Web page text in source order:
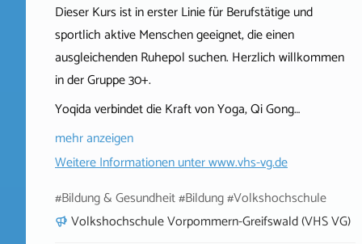
Dieser Kurs ist in erster Linie für Berufstätige und
sportlich aktive Menschen geeignet, die einen
ausgleichenden Ruhepol suchen. Herzlich willkommen
in der Gruppe 30+.
Yoqida verbindet die Kraft von Yoga, Qi Gong…
mehr anzeigen
Weitere Informationen unterwww.vhs-vg.de
#Bildung & Gesundheit #Bildung #Volkshochschule
Volkshochschule Vorpommern-Greifswald (VHS VG)